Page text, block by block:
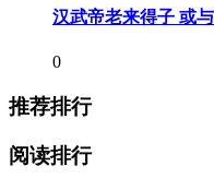
汉武帝老来得子 或
0
推荐排行
阅读排行